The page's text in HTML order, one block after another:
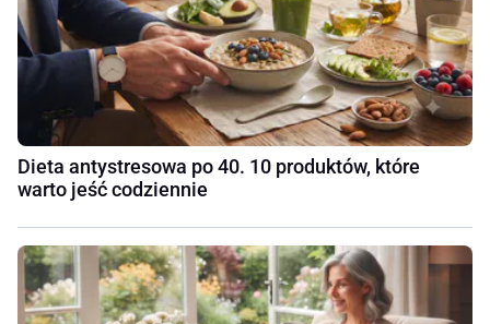
Dieta antystresowa po 40. 10 produktów, które
warto jeść codziennie